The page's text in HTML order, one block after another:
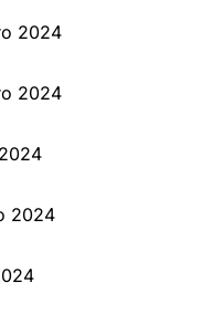
2024
2024
2024